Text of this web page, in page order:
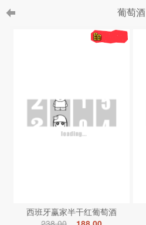
葡萄酒
西班牙赢家半干红葡萄酒